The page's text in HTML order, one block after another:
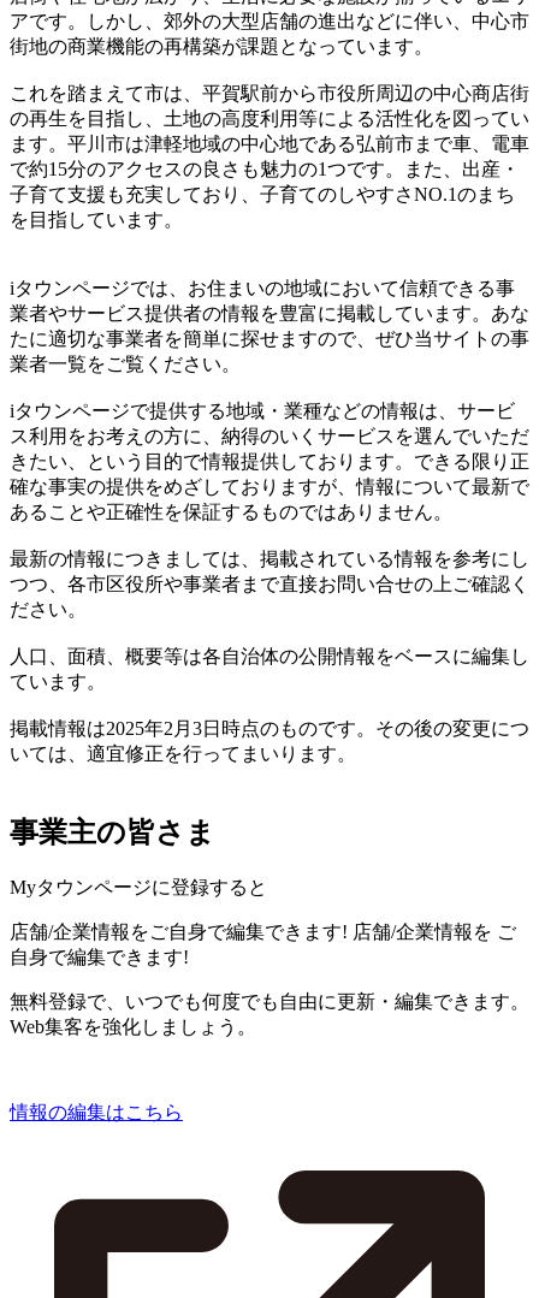
アです。しかし、郊外の大型店舗の進出などに伴い、中心市
街地の商業機能の再構築が課題となっています。
これを踏まえて市は、平賀駅前から市役所周辺の中心商店街
の再生を目指し、土地の高度利用等による活性化を図ってい
ます。平川市は津軽地域の中心地である弘前市まで車、電車
で約15分のアクセスの良さも魅力の1つです。また、出産・
子育て支援も充実しており、子育てのしやすさNO.1のまち
を目指しています。
iタウンページでは、お住まいの地域において信頼できる事
業者やサービス提供者の情報を豊富に掲載しています。あな
たに適切な事業者を簡単に探せますので、ぜひ当サイトの事
業者一覧をご覧ください。
iタウンページで提供する地域・業種などの情報は、サービ
ス利用をお考えの方に、納得のいくサービスを選んでいただ
きたい、という目的で情報提供しております。できる限り正
確な事実の提供をめざしておりますが、情報について最新で
あることや正確性を保証するものではありません。
最新の情報につきましては、掲載されている情報を参考にし
つつ、各市区役所や事業者まで直接お問い合せの上ご確認く
ださい。
人口、面積、概要等は各自治体の公開情報をベースに編集し
ています。
掲載情報は2025年2月3日時点のものです。その後の変更につ
いては、適宜修正を行ってまいります。
事業主の皆さま
Myタウンページに登録すると
店舗/企業情報をご自身で編集できます! 店舗/企業情報を ご
自身で編集できます!
無料登録で、いつでも何度でも自由に更新・編集できます。
Web集客を強化しましょう。
情報の編集はこちら